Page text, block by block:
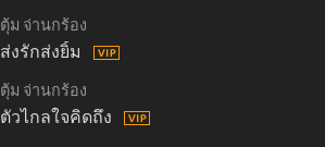
ตุ้ม จ่านกร้อง
ส่งรักส่งยิ้ม
ตุ้ม จ่านกร้อง
ตัวไกลใจคิดถึง